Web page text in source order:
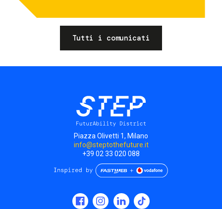
Tutti i comunicati
Piazza Olivetti 1, Milano
info@steptothefuture.it
+39 02 33 020 088